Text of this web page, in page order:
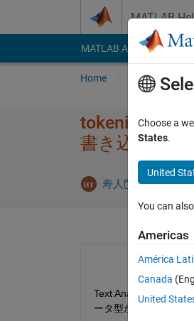
MATLAB
MATLAB Answers File
Home Ask
書き込​みする
寿人 4 Feb 2025
Text Analytics
ータ型が存在しないと
Choose a
States.
United
You can
Americas
América
Canada
United